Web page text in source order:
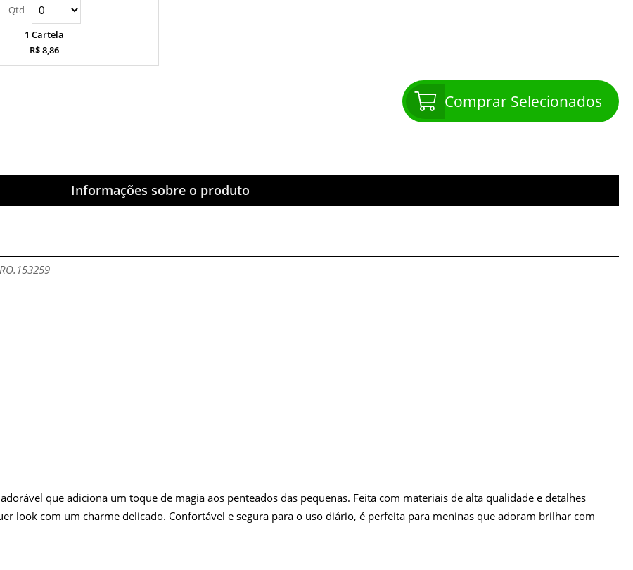
1 Cartela
R$ 8,86
Comprar Selecionados
Informações sobre o produto
que adiciona um toque de magia aos penteados das pequenas. Feita com materiais de alta qualidade e detalhes
look com um charme delicado. Confortável e segura para o uso diário, é perfeita para meninas que adoram brilhar com